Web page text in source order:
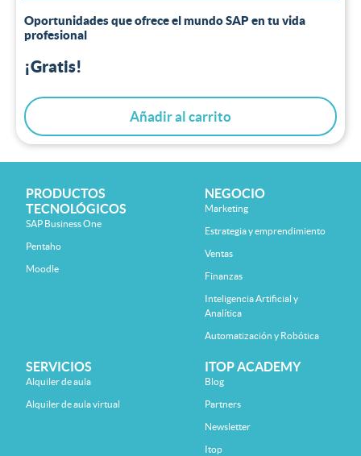
Oportunidades que ofrece el mundo SAP en tu vida
profesional
¡Gratis!
Añadir al carrito
PRODUCTOS
TECNOLÓGICOS
SAP Business One
Pentaho
Moodle
NEGOCIO
Marketing
Estrategia y emprendimiento
Ventas
Finanzas
Inteligencia Artificial y
Analítica
Automatización y Robótica
SERVICIOS
Alquiler de aula
Alquiler de aula virtual
ITOP ACADEMY
Blog
Partners
Newsletter
Itop